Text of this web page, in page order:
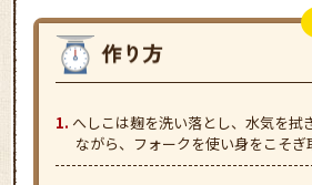
へしこは麹を洗い落とし、水気を拭
ながら、フォークを使い身をこそぎ